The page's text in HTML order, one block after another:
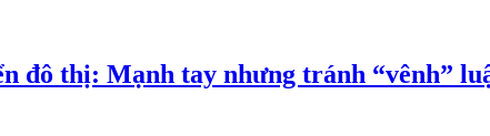
đô thị: Mạnh tay nhưng tránh “vênh”